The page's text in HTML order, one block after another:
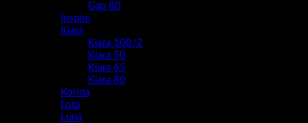
Luxury Riva
Monica
Ocean
Shelf Riva
Splash
Viva
Kupaonski ormarići